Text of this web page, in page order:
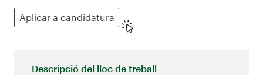
Aplicar a candidatura
Descripció del lloc de treball